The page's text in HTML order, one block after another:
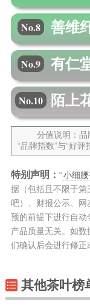
No.8 善维
No.9 有仁
No.10 陌上
分值说明：品
“品牌指数”与“好
特别声明： “小细
据（包括且不限于
吧）、财报公示、
预的前提下进行自
产品质量无关。如
们确认后会进行修正
其他茶叶榜